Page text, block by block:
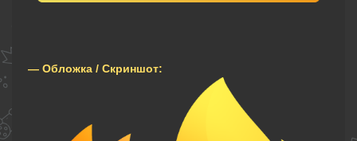
— Обложка / Скриншот: